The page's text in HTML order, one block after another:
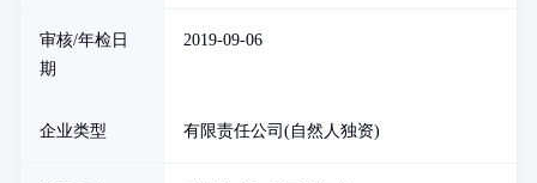
审核/年检日
期
2019-09-06
企业类型 有限责任公司(自然人独资)